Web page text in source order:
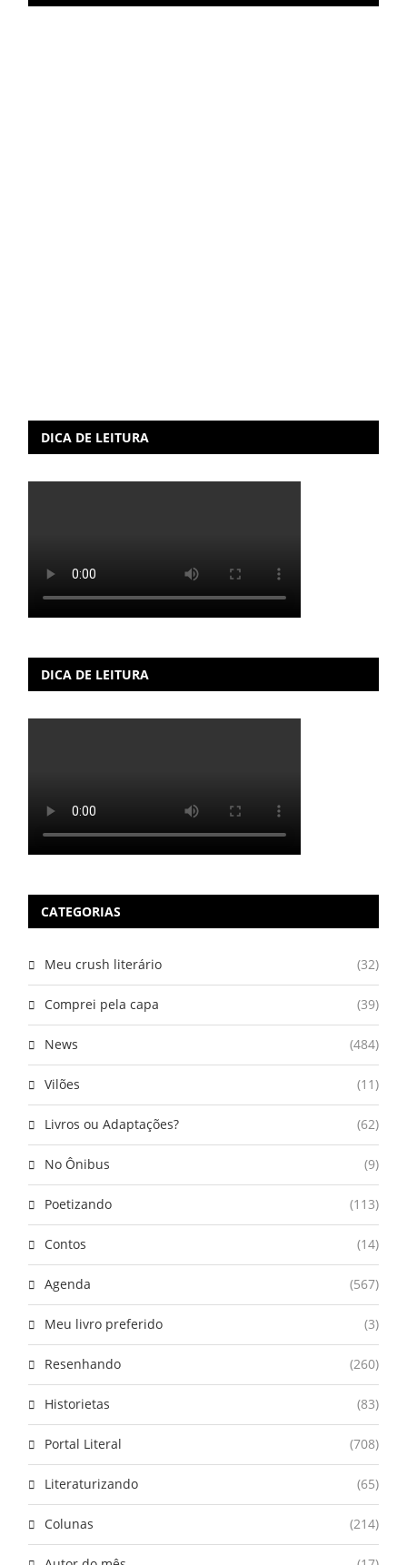
DICA DE LEITURA
DICA DE LEITURA
CATEGORIAS
Meu crush literário (32)
Comprei pela capa (39)
News (484)
Vilões (11)
Livros ou Adaptações? (62)
No Ônibus (9)
Poetizando (113)
Contos (14)
Agenda (567)
Meu livro preferido (3)
Resenhando (260)
Historietas (83)
Portal Literal (708)
Literaturizando (65)
Colunas (214)